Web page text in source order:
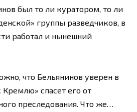
был то ли куратором, то ли
группы разведчиков, в
работал и нынешний
что Бельянинов уверен в
Кремлю» спасет его от
преследования. Что же…